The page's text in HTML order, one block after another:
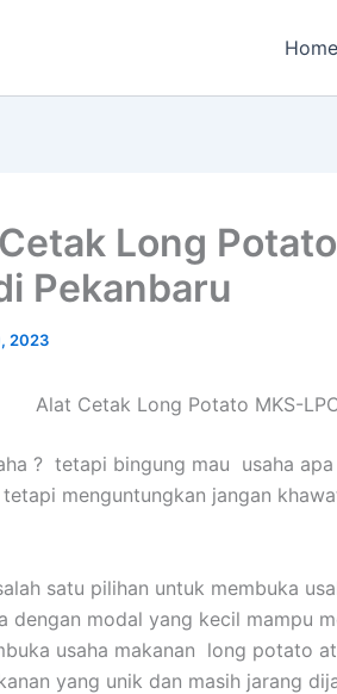
Home
Long
Pekanbaru
2023
Alat Cetak Long Potato MKS-
? tetapi bingung mau usaha apa
menguntungkan jangan
satu pilihan untuk membuka
dengan modal yang kecil mampu
usaha makanan long potato
yang unik dan masih jarang